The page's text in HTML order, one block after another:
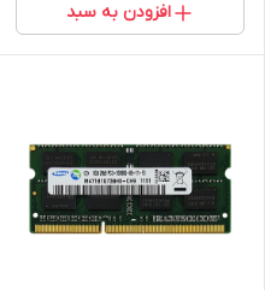
افزودن به سبد